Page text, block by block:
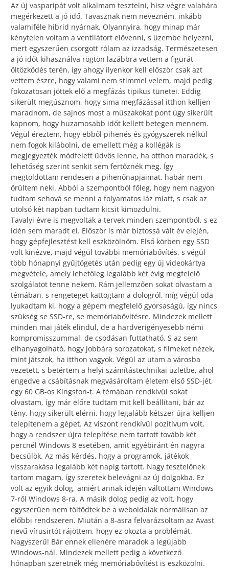
Az új vasparipát volt alkalmam tesztelni, hisz végre valahára
megérkezett a jó idő. Tavasznak nem nevezném, inkább
valamiféle hibrid nyárnak. Olyannyira, hogy minap már
kénytelen voltam a ventilátort elővenni, s üzembe helyezni,
mert egyszerűen csorgott rólam az izzadság. Természetesen
a jó időt kihasználva rögtön lazábbra vettem a figurát
öltözködés terén, így ahogy ilyenkor kell először csak azt
vettem észre, hogy valami nem stimmel velem, majd pedig
fokozatosan jöttek elő a megfázás tipikus tünetei. Eddig
sikerült megúsznom, hogy sima megfázással itthon kelljen
maradnom, de sajnos most a műszakokat pont úgy sikerült
kapnom, hogy huzamosabb időt kellett betegen mennem.
Végül éreztem, hogy ebből pihenés és gyógyszerek nélkül
nem fogok kilábolni, de emellett még a kollégák is
megjegyezték módfelett üdvös lenne, ha otthon maradék, s
lehetőség szerint senkit sem fertőznék meg. Így
megtoldottam rendesen a pihenőnapjaimat, habár nem
örültem neki. Abból a szempontból főleg, hogy nem nagyon
tudtam sehová se menni a folyamatos láz miatt, s csak az
utolsó két napban tudtam kicsit kimozdulni.
Tavalyi évre is megvoltak a tervek minden szempontból, s ez
idén sem maradt el. Először is már biztossá vált év elején,
hogy gépfejlesztést kell eszközölnöm. Első körben egy SSD
volt kinézve, majd végül további memóriabővítés, s végül
több hónapnyi gyűjtögetés után pedig egy új videokártya
megvétele, amely lehetőleg legalább két évig megfelelő
szolgálatot tenne nekem. Rám jellemzően sokat olvastam a
témában, s rengeteget kattogtam a dologról, míg végül oda
lyukadtam ki, hogy a gépem megfelelő gyorsaságú, így nincs
szükség se SSD-re, se memóriabővítésre. Mindezek mellett
minden mai játék elindul, de a hardverigényesebb némi
kompromisszummal, de csodásan futtatható. S az sem
elhanyagolható, hogy jobbára sorozatokat, s filmeket nézek,
mint játszok, ha itthon vagyok. Végül az utam a városba
vezetett, s betértem a helyi számítástechnikai üzletbe, ahol
engedve a csábításnak megvásároltam életem első SSD-jét,
egy 60 GB-os Kingston-t. A témában rendkívül sokat
olvastam, így már előre tudtam mit kell beállítani, bár az
tény, hogy sikerült elérni, hogy legalább kétszer újra kelljen
telepítenem a gépet. Az viszont rendkívül pozitívum volt,
hogy a rendszer újra telepítése nem tartott tovább két
percnél Windows 8 esetében, amit egyébiránt én nagyra
becsülök. Az más kérdés, hogy a programok, játékok
visszarakása legalább két napig tartott. Nagy tesztelőnek
tartom magam, így szeretek belevágni az új dolgokba. Ez
volt az egyik dolog, amiért annak idején váltottam Windows
7-ről Windows 8-ra. A másik dolog pedig az volt, hogy
egyszerűen nem töltődtek be a weboldalak normálisan az
előbbi rendszeren. Miután a 8-asra felvarázsoltam az Avast
nevű vírusirtót rájöttem, hogy ez okozta a problémát.
Nagyszerű! Bár ennek ellenére maradok a legújabb
Windows-nál. Mindezek mellett pedig a következő
hónapban szeretnék még memóriabővítést is eszközölni.